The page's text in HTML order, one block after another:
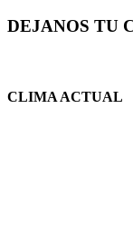
DEJANOS TU
CLIMA ACTUAL